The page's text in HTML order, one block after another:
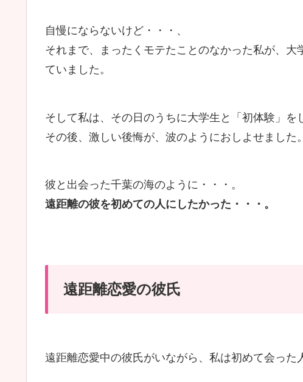
自慢にならないけど・・・、
それまで、まったくモテたことのなかった私が、
ていました。
そして私は、その日のうちに大学生と「初体験」を
その後、激しい後悔が、波のようにおしよせました。
彼と出会った千葉の海のように・・・。
遠距離の彼を初めての人にしたかった・・・。
遠距離恋愛の彼氏
遠距離恋愛中の彼氏がいながら、私は初めて会った